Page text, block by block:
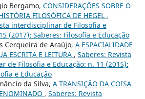
Bergamo, CONSIDERAÇÕES SOBRE O
FILOSÓFICA DE HEGEL ,
interdisciplinar de Filosofia e
(2017): Saberes: Filosofia e Educação
Cerqueira de Araújo, A ESPACIALIDADE
ESCRITA E LEITURA , Saberes: Revista
de Filosofia e Educação: n. 11 (2015):
e Educação
da Silva, A TRANSIÇÃO DA COISA
, Saberes: Revista